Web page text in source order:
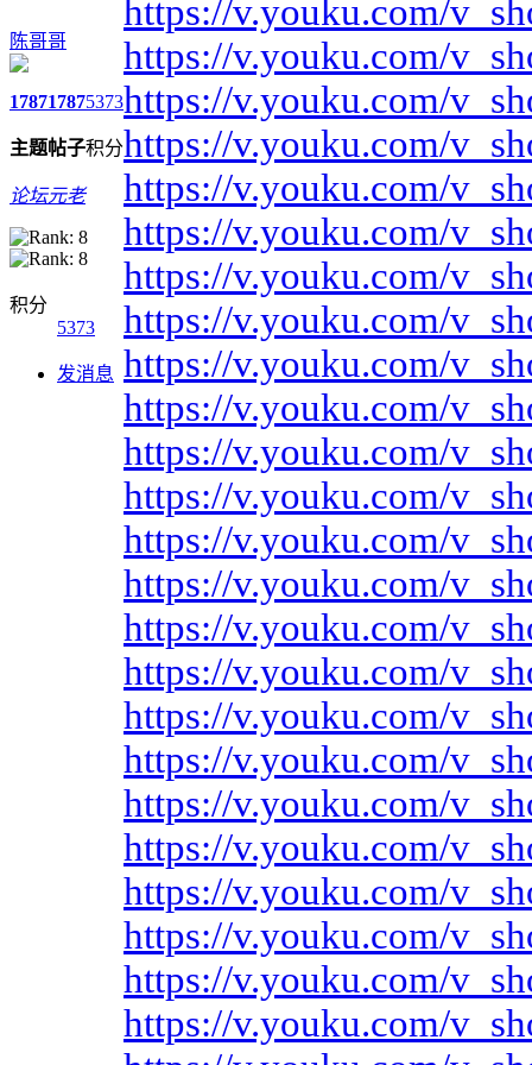
陈哥哥
1787
主题
1787
帖子
5373
积分
论坛元老
积分
5373
发消息
https://v.youku.com/
https://v.youku.com/
https://v.youku.com/
https://v.youku.com/
https://v.youku.com/
https://v.youku.com/
https://v.youku.com/
https://v.youku.com/
https://v.youku.com/
https://v.youku.com/
https://v.youku.com/
https://v.youku.com/
https://v.youku.com/
https://v.youku.com/
https://v.youku.com/
https://v.youku.com/
https://v.youku.com/
https://v.youku.com/
https://v.youku.com/
https://v.youku.com/
https://v.youku.com/
https://v.youku.com/
https://v.youku.com/
https://v.youku.com/